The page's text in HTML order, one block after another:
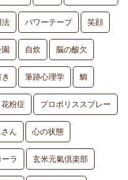
法 パワーテープ 笑顔
自炊 脳の酸欠
筆跡心理学 鯛
花粉症 プロポリススプレー
ん 心の状態
ラ 玄米元氣倶楽部